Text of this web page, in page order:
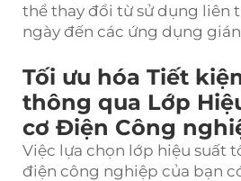
thể thay đổi từ sử dụng liên
ngày đến các ứng dụng
Tối ưu hóa Tiết
thông qua Lớp
cơ Điện Công
Việc lựa chọn lớp hiệu suất
điện công nghiệp của bạn